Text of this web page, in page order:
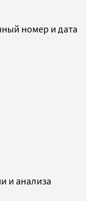
номер и дата
и анализа